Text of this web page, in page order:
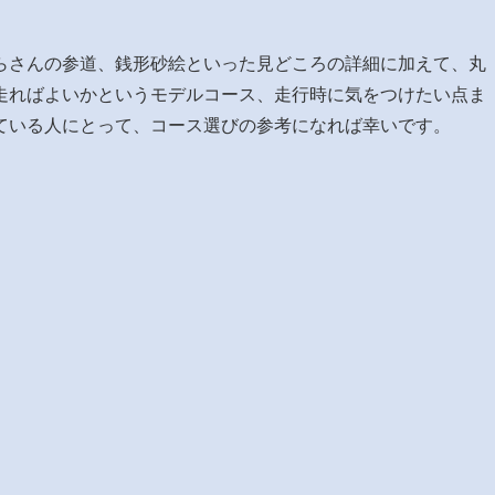
んの参道、銭形砂絵といった見どころの詳細に加えて、丸
ばよいかというモデルコース、走行時に気をつけたい点ま
る人にとって、コース選びの参考になれば幸いです。